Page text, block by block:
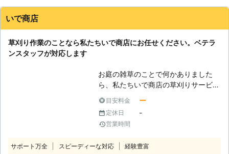
ます。 弊社は手作業で、根っこから
が、草がまた生えて業者に何度も依頼
するよりも長期的に考えるとお得で
まかせください。 ●外注に頼まない
完全自社施工で料金を抑えます 弊社
の強みは、完全自社施工で作業をおこ
なっていることです。 外注に作業を
依頼すると外部のスタッフに作業代を
支払わなくてはいけません。外注に支
せされるので、外注を使う業者は割高
を定期的に業者へ依頼したいと検討中
地園では、お客様とのつながりを大切
にする会社です。 作業終了後からお
客様とのお付き合いがスタートしま
す。 長く愛される会社としてこれか
らも、日々お客様のために活動してい
ます。 お庭のことで困ったことがあ
れば、なんでもご相談ください。
いで商店
草刈り作業のことなら私たちいで商店にお任せください。ベテラ
ンスタッフが対応します
お庭の雑草のことで何かありました
ら、私たちいで商店の草刈りサービス
いるスタッフは、みな経験豊富で実績
豊富な施工のプロ。正しい知識と今ま
で培ってきた技術をもとに満足のいた
ちは常にお客様の目線で作業を行いま
目安料金 ー
定休日 -
営業時間
サポート万全 スピーディーな対応 経験豊富